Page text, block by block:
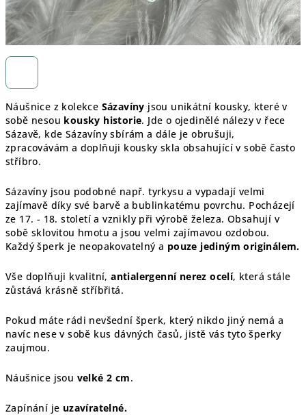
Náušnice z kolekce Sázavíny jsou unikátní kousky, které v
sobě nesou kousky historie. Jde o ojedinělé nálezy v řece
Sázavě, kde Sázavíny sbírám a dále je obrušuji,
zpracovávám a doplňuji kousky skla obsahující v sobě často
stříbro.
Sázavíny jsou podobné např. tyrkysu a vypadají velmi
zajímavě díky své barvě a bublinkatému povrchu. Pocházejí
ze 17. - 18. století a vznikly při výrobě železa. Obsahují v
sobě sklovitou hmotu a jsou velmi zajímavou ozdobou.
Každý šperk je neopakovatelný a pouze jediným originálem.
Vše doplňuji kvalitní,antialergenní nerez ocelí, která stále
zůstává krásně stříbřitá.
Pokud máte rádi nevšední šperk, který nikdo jiný nemá a
navíc nese v sobě kus dávných časů, jistě vás tyto šperky
zaujmou.
Náušnice jsou velké 2 cm.
Zapínání je uzavíratelné.